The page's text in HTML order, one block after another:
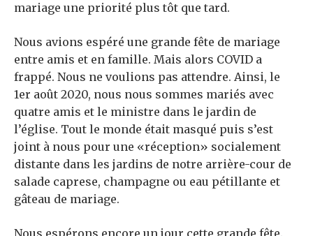
mariage une priorité plus tôt que tard.
Nous avions espéré une grande fête de mariage
entre amis et en famille. Mais alors COVID a
frappé. Nous ne voulions pas attendre. Ainsi, le
1er août 2020, nous nous sommes mariés avec
quatre amis et le ministre dans le jardin de
l’église. Tout le monde était masqué puis s’est
joint à nous pour une «réception» socialement
distante dans les jardins de notre arrière-cour de
salade caprese, champagne ou eau pétillante et
gâteau de mariage.